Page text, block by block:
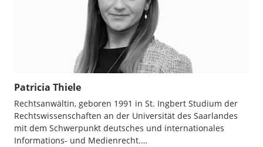
Patricia Thiele
Rechtsanwältin, geboren 1991 in St. Ingbert Studium der
Rechtswissenschaften an der Universität des Saarlandes
mit dem Schwerpunkt deutsches und internationales
Informations- und Medienrecht.…